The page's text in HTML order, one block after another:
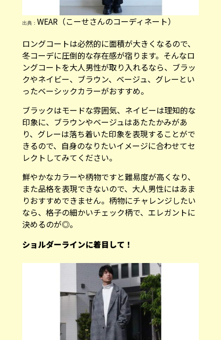
出典： WEAR（こーせ︎︎︎︎︎︎︎︎さんのコーディネート）
ロングコートは必然的に面積が大きくなるので、
冬コーデに圧倒的な存在感が宿ります。そんなロ
ングコートを大人男性が取り入れるなら、ブラッ
クやネイビー、ブラウン、ベージュ、グレーとい
ったベーシックカラーがおすすめ。
ブラックはモードな雰囲気、ネイビーは理知的な
印象に、ブラウンやベージュはあたたかみがあ
り、グレーは落ち着いた印象を表現することがで
きるので、自身のなりたいイメージに合わせてセ
レクトしてみてください。
鮮やかなカラーや柄物ですと難易度が高くなり、
また品格を表現できないので、大人男性にはあま
りおすすめできません。柄物にチャレンジしたい
なら、格子の細かいチェック柄で、エレガントに
決めるのが◎。
ショルダーラインに着目して！